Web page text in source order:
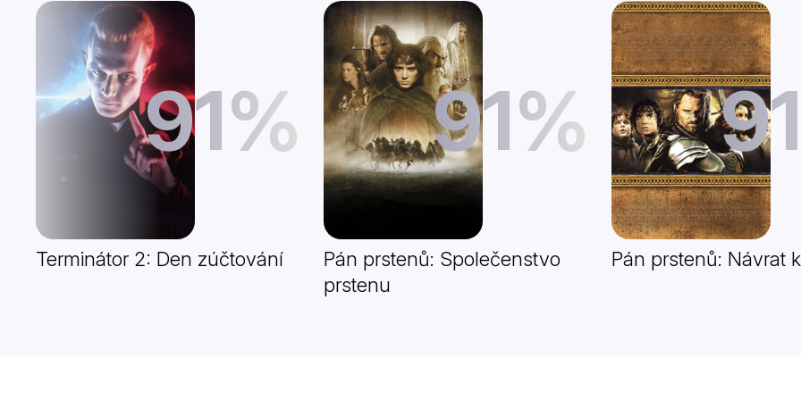
91%
Terminátor 2: Den zúčtování
91%
Pán prstenů: Společenstvo
prstenu
Pán prstenů: Návrat